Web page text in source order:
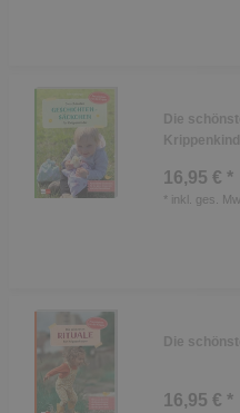
Die
16,95 € *
* inkl. ges.
Die
16,95 € *